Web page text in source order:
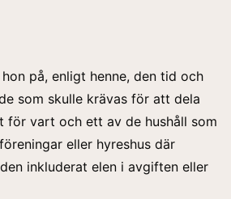
på, enligt henne, den tid och
som skulle krävas för att dela
för vart och ett av de hushåll som
eller hyreshus där
inkluderat elen i avgiften eller